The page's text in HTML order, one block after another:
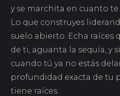
y se marchita en cuanto te
Lo que construyes
suelo abierto. Echa raíces
de ti, aguanta la sequía, y
cuando tú ya no estás
profundidad exacta de tu
tiene raíces.